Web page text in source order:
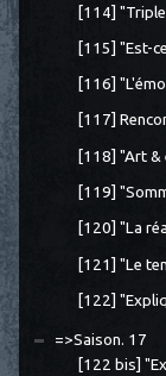
[114]
[115] "Est-
[116]
[117]
[118] "Art &
[119]
[120] "La
[121] "Le
[122]
=>Saison. 17
[122 bis]